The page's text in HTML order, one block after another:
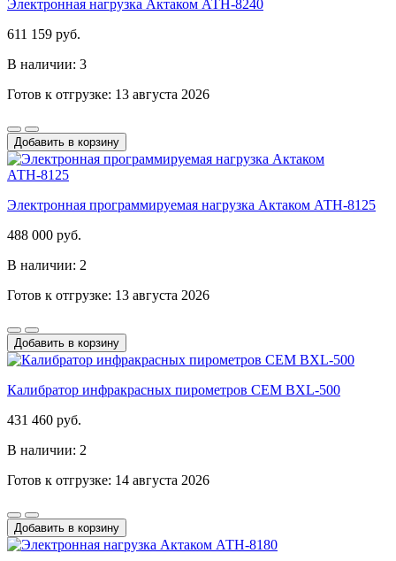
Электронная нагрузка Актаком АТН-8240
611 159 руб.
В наличии: 3
Готов к отгрузке: 13 августа 2026
Добавить в корзину
Электронная программируемая нагрузка Актаком АТН-8125
488 000 руб.
В наличии: 2
Готов к отгрузке: 13 августа 2026
Добавить в корзину
Калибратор инфракрасных пирометров СЕМ BXL-500
431 460 руб.
В наличии: 2
Готов к отгрузке: 14 августа 2026
Добавить в корзину